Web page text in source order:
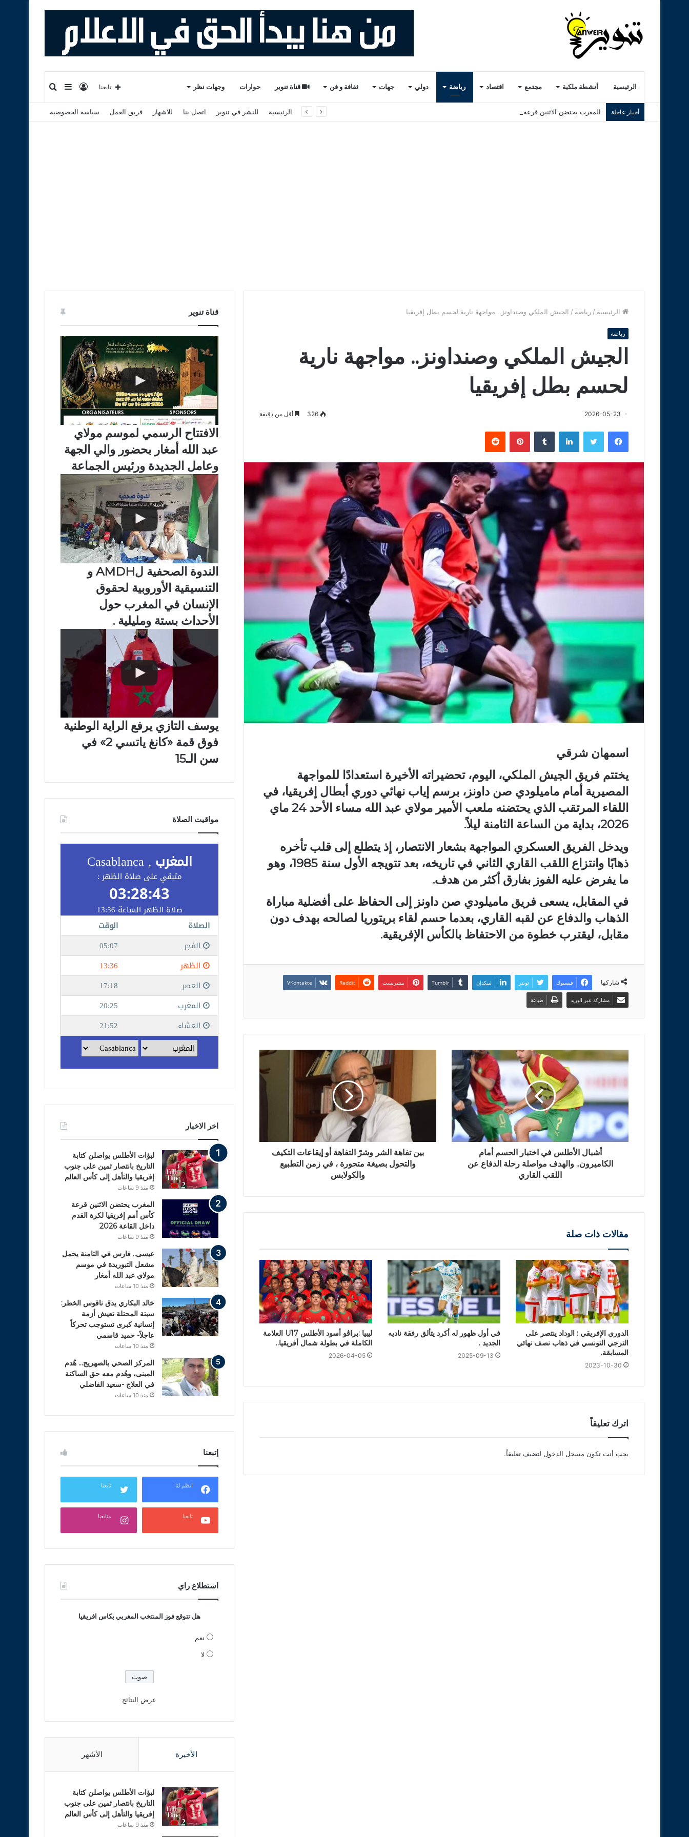
الرئيسية أنشطة ملكية مجتمع اقتصاد رياضة دولي جهات ثقافة و فن قناة تنوير حوارات وجهات نظر إضافة
عمود
تسجيل
الدخول
تابعنا
أخبار عاجلة المغرب يحتضن الاثنين قرعة كأس أمم إفريقيا لكرة القدم داخل القاعة 2026 الرئيسية للنشر في تنوير اتصل بنا للاشهار فريق العمل سياسة الخصوصية
الرئيسية / رياضة / الجيش الملكي وصنداونز.. مواجهة نارية لحسم بطل إفريقيا
رياضة
الجيش الملكي وصنداونز.. مواجهة نارية
لحسم بطل إفريقيا
2026-05-23
326 أقل من دقيقة
فيسبوك لينكدإن بينتيريست
اسمهان شرقي
يختتم فريق الجيش الملكي، اليوم، تحضيراته الأخيرة استعدادًا للمواجهة
المصيرية أمام ماميلودي صن داونز، برسم إياب نهائي دوري أبطال إفريقيا، في
اللقاء المرتقب الذي يحتضنه ملعب الأمير مولاي عبد الله مساء الأحد 24 ماي
2026، بداية من الساعة الثامنة ليلاً.
ويدخل الفريق العسكري المواجهة بشعار الانتصار، إذ يتطلع إلى قلب تأخره
ذهابًا وانتزاع اللقب القاري الثاني في تاريخه، بعد تتويجه الأول سنة 1985، وهو
ما يفرض عليه الفوز بفارق أكثر من هدف.
في المقابل، يسعى فريق ماميلودي صن داونز إلى الحفاظ على أفضلية مباراة
الذهاب والدفاع عن لقبه القاري، بعدما حسم لقاء بريتوريا لصالحه بهدف دون
مقابل، ليقترب خطوة من الاحتفاظ بالكأس الإفريقية.
شاركها فيسبوك تويتر لينكدإن بينتيريست
مشاركة عبر البريد طباعة
أشبال الأطلس في اختبار الحسم أمام
الكاميرون.. والهدف مواصلة رحلة الدفاع عن
اللقب القاري
بين تفاهة الشر وشرّ التفاهة أو إيقاعات التكيف
والتحول بصيغة متحورة ، في زمن التطبيع
والكولابس
مقالات ذات صلة
الدوري الإفريقي : الوداد ينتصر على
الترجي التونسي في ذهاب نصف نهائي
المسابقة.
2023-10-30
في أول ظهور له أكرد يتألق رفقة ناديه
الجديد .
2025-09-13
ليبيا :براڤو أسود الأطلس U17 العلامة
الكاملة في بطولة شمال أفريقيا..
2026-04-05
اترك تعليقاً
يجب أنت تكون مسجل الدخول لتضيف تعليقاً.
قناة تنوير
الافتتاح الرسمي لموسم مولاي
عبد الله أمغار بحضور والي الجهة
وعامل الجديدة ورئيس الجماعة
الندوة الصحفية لAMDH و
التنسيقية الأوروبية لحقوق
الإنسان في المغرب حول
الأحداث بستة ومليلية .
يوسف التازي يرفع الراية الوطنية
فوق قمة «كانغ ياتسي 2» في
سن الـ15
مواقيت الصلاة
اخر الاخبار
لبؤات الأطلس يواصلن كتابة
التاريخ بانتصار ثمين على جنوب
إفريقيا والتأهل إلى كأس العالم
منذ 9 ساعات
المغرب يحتضن الاثنين قرعة
كأس أمم إفريقيا لكرة القدم
داخل القاعة 2026
منذ 9 ساعات
عيسى.. فارس في الثامنة يحمل
مشعل التبوريدة في موسم
مولاي عبد الله أمغار
منذ 10 ساعات
خالد البكاري يدق ناقوس الخطر:
سبتة المحتلة تعيش أزمة
إنسانية كبرى تستوجب تحركاً
عاجلاً- حميد قاسمي
منذ 10 ساعات
المركز الصحي بالصهريج… هُدم
المبنى، وهُدم معه حق الساكنة
في العلاج -سعيد الفاضلي
منذ 10 ساعات
إتبعنا
انظم لنا تابعنا
تابعنا متابعنا
استطلاع راي
هل تتوقع فوز المنتخب المغربي بكاس افريقيا
نعم
لا
عرض النتائج
الأخيرة الأشهر
لبؤات الأطلس يواصلن كتابة
التاريخ بانتصار ثمين على جنوب
إفريقيا والتأهل إلى كأس العالم
منذ 9 ساعات